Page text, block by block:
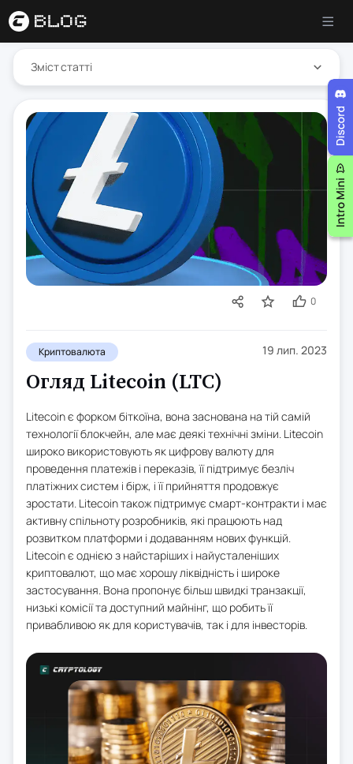
Зміст статті
Криптовалюта 19 лип. 2023
0
Огляд Litecoin (LTC)
Litecoin є форком біткоїна, вона заснована на тій самій
технології блокчейн, але має деякі технічні зміни. Litecoin
широко використовують як цифрову валюту для
проведення платежів і переказів, її підтримує безліч
платіжних систем і бірж, і її прийняття продовжує
зростати. Litecoin також підтримує смарт-контракти і має
активну спільноту розробників, які працюють над
розвитком платформи і додаванням нових функцій.
Litecoin є однією з найстаріших і найусталеніших
криптовалют, що має хорошу ліквідність і широке
застосування. Вона пропонує більш швидкі транзакції,
низькі комісії та доступний майнінг, що робить її
привабливою як для користувачів, так і для інвесторів.